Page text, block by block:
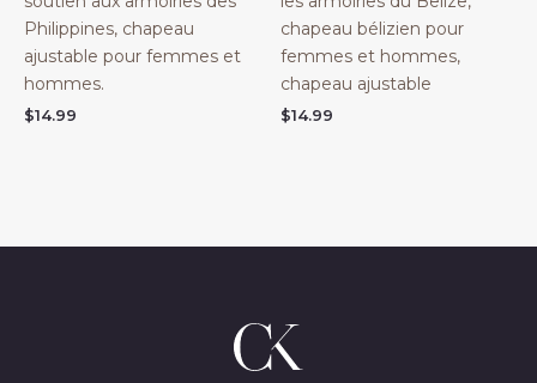
Philippines, chapeau
ajustable pour femmes et
hommes.
$14.99
chapeau bélizien pour
femmes et hommes,
chapeau ajustable
$14.99